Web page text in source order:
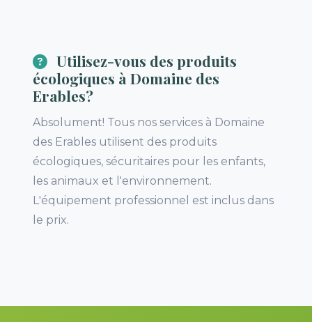
Utilisez-vous des produits
écologiques à Domaine des
Erables?
Absolument! Tous nos services à Domaine
des Erables utilisent des produits
écologiques, sécuritaires pour les enfants,
les animaux et l'environnement.
L'équipement professionnel est inclus dans
le prix.